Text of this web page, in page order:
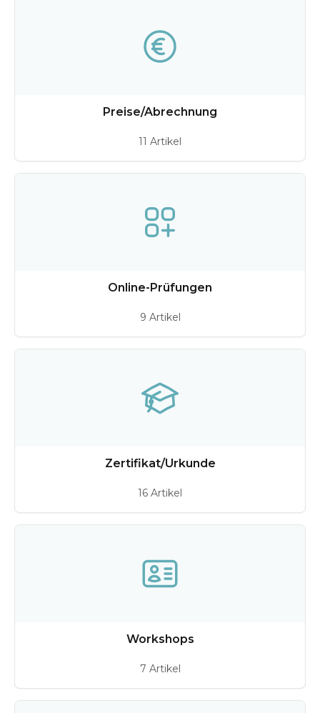
Preise/Abrechnung
11 Artikel
Online-Prüfungen
9 Artikel
Zertifikat/Urkunde
16 Artikel
Workshops
7 Artikel